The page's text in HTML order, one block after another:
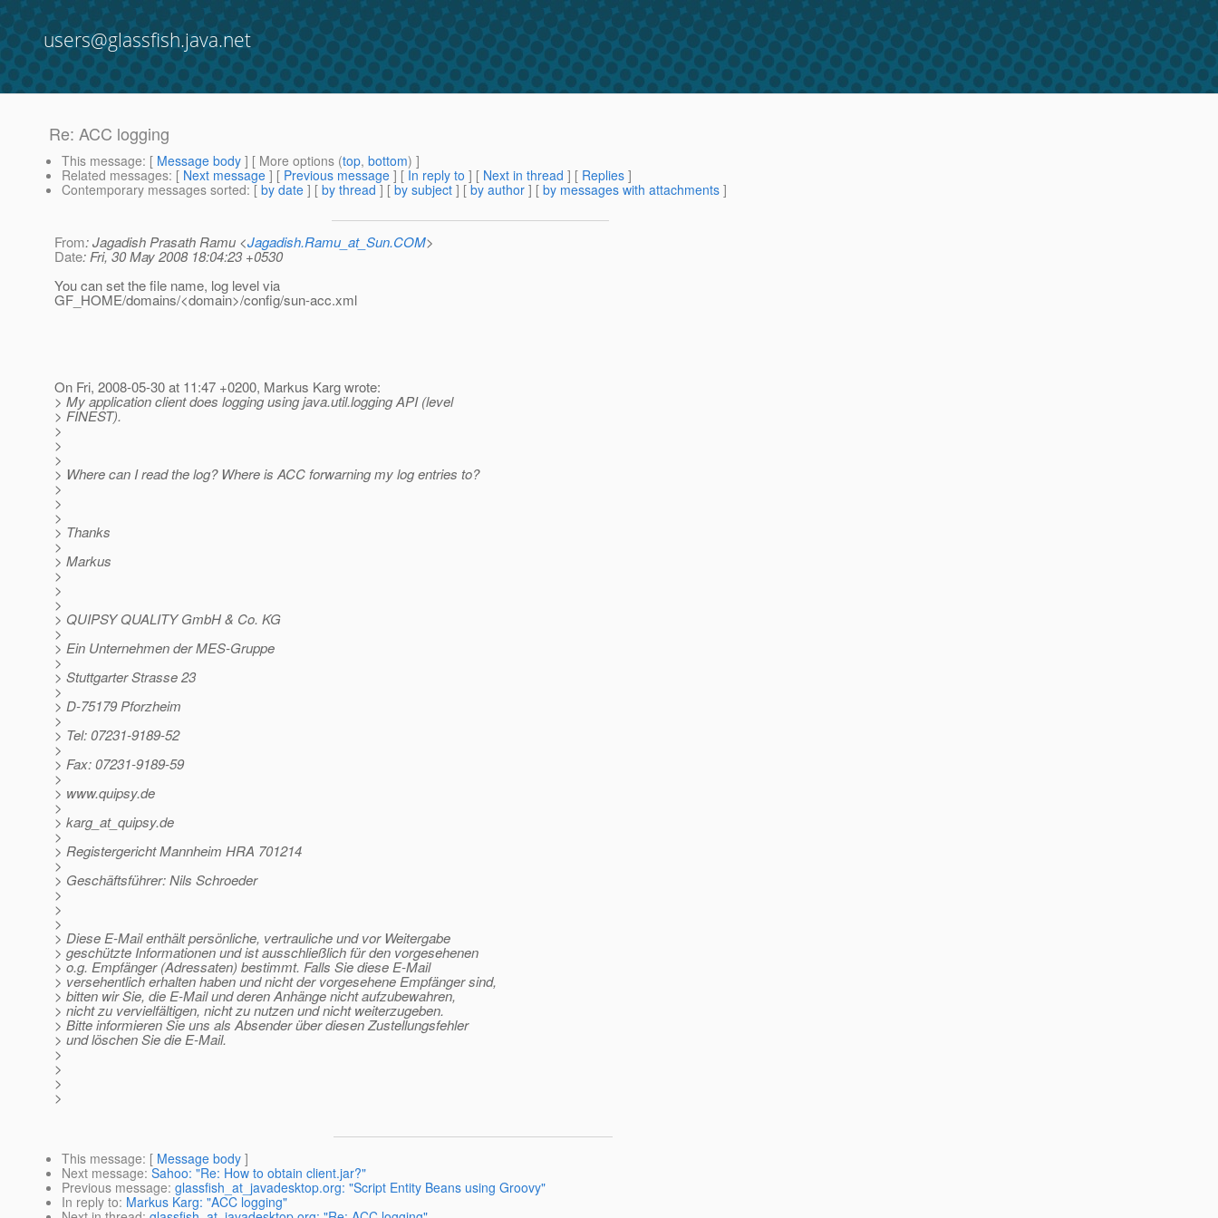
users@glassfish.java.net
Re: ACC logging
This message: [ Message body ] [ More options (top, bottom) ]
Related messages: [ Next message ] [ Previous message ] [ In reply to ] [ Next in thread ] [ Replies ]
Contemporary messages sorted: [ by date ] [ by thread ] [ by subject ] [ by author ] [ by messages with attachments ]
From: Jagadish Prasath Ramu <Jagadish.Ramu_at_Sun.COM>
Date: Fri, 30 May 2008 18:04:23 +0530
You can set the file name, log level via
GF_HOME/domains/<domain>/config/sun-acc.xml
On Fri, 2008-05-30 at 11:47 +0200, Markus Karg wrote:
> My application client does logging using java.util.logging API (level
> FINEST).
>
>
>
> Where can I read the log? Where is ACC forwarning my log entries to?
>
>
>
> Thanks
>
> Markus
>
>
>
> QUIPSY QUALITY GmbH & Co. KG
>
> Ein Unternehmen der MES-Gruppe
>
> Stuttgarter Strasse 23
>
> D-75179 Pforzheim
>
> Tel: 07231-9189-52
>
> Fax: 07231-9189-59
>
> www.quipsy.de
>
> karg_at_quipsy.de
>
> Registergericht Mannheim HRA 701214
>
> Geschäftsführer: Nils Schroeder
>
>
>
> Diese E-Mail enthält persönliche, vertrauliche und vor Weitergabe
> geschützte Informationen und ist ausschließlich für den vorgesehenen
> o.g. Empfänger (Adressaten) bestimmt. Falls Sie diese E-Mail
> versehentlich erhalten haben und nicht der vorgesehene Empfänger sind,
> bitten wir Sie, die E-Mail und deren Anhänge nicht aufzubewahren,
> nicht zu vervielfältigen, nicht zu nutzen und nicht weiterzugeben.
> Bitte informieren Sie uns als Absender über diesen Zustellungsfehler
> und löschen Sie die E-Mail.
>
>
>
>
This message: [ Message body ]
Next message: Sahoo: "Re: How to obtain client.jar?"
Previous message: glassfish_at_javadesktop.org: "Script Entity Beans using Groovy"
In reply to: Markus Karg: "ACC logging"